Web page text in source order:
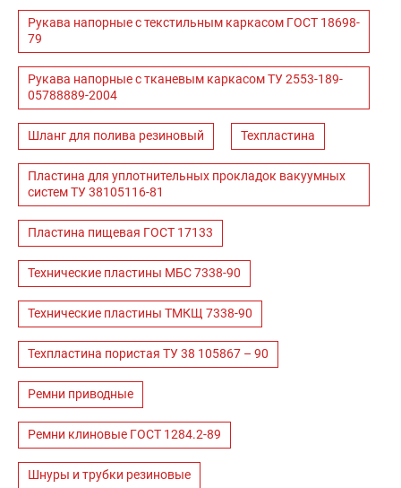
Рукава напорные с текстильным каркасом ГОСТ 18698-
79
Рукава напорные с тканевым каркасом ТУ 2553-189-
05788889-2004
Шланг для полива резиновый Техпластина
Пластина для уплотнительных прокладок вакуумных
систем ТУ 38105116-81
Пластина пищевая ГОСТ 17133
Технические пластины МБС 7338-90
Технические пластины ТМКЩ 7338-90
Техпластина пористая ТУ 38 105867 – 90
Ремни приводные
Ремни клиновые ГОСТ 1284.2-89
Шнуры и трубки резиновые